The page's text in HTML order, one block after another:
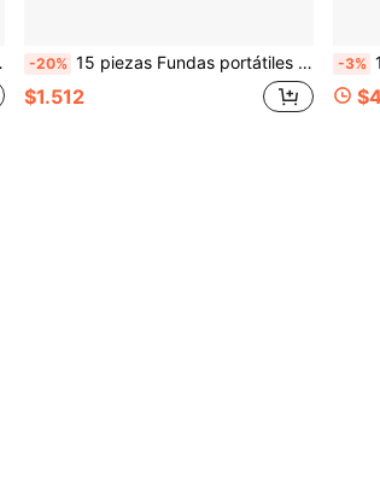
-20% 15 piezas Fundas portátiles para cepillo de dientes, Estuche portátil para cepillo de dientes de viaje, Protector de cabezal de cepillo de dientes (Color aleatorio)
$1.512
-3% 1